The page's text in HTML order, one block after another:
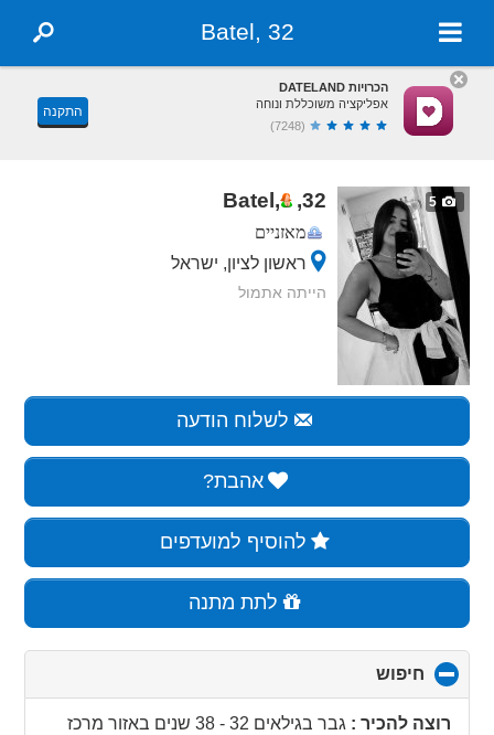
Batel, 32
הכרויות DATELAND
אפליקציה משוכללת ונוחה
(7248)
התקנה
5
Batel, ,32
מאזניים
ראשון לציון, ישראל
הייתה אתמול
לשלוח הודעה
אהבת?
להוסיף למועדפים
לתת מתנה
חיפוש
to
collapseרוצה להכיר : גבר בגילאים 32 - 38 שנים באזור מרכז